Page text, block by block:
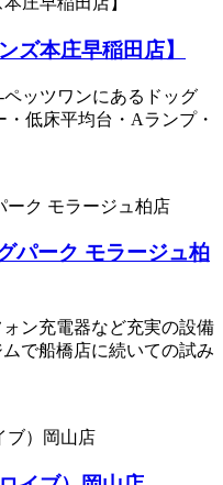
ズ本庄早稲田店】
ペッツワンにあるドッグ
低床平均台・Aランプ・
パーク モラージュ柏
ン充電器など充実の設備
で船橋店に続いての試み